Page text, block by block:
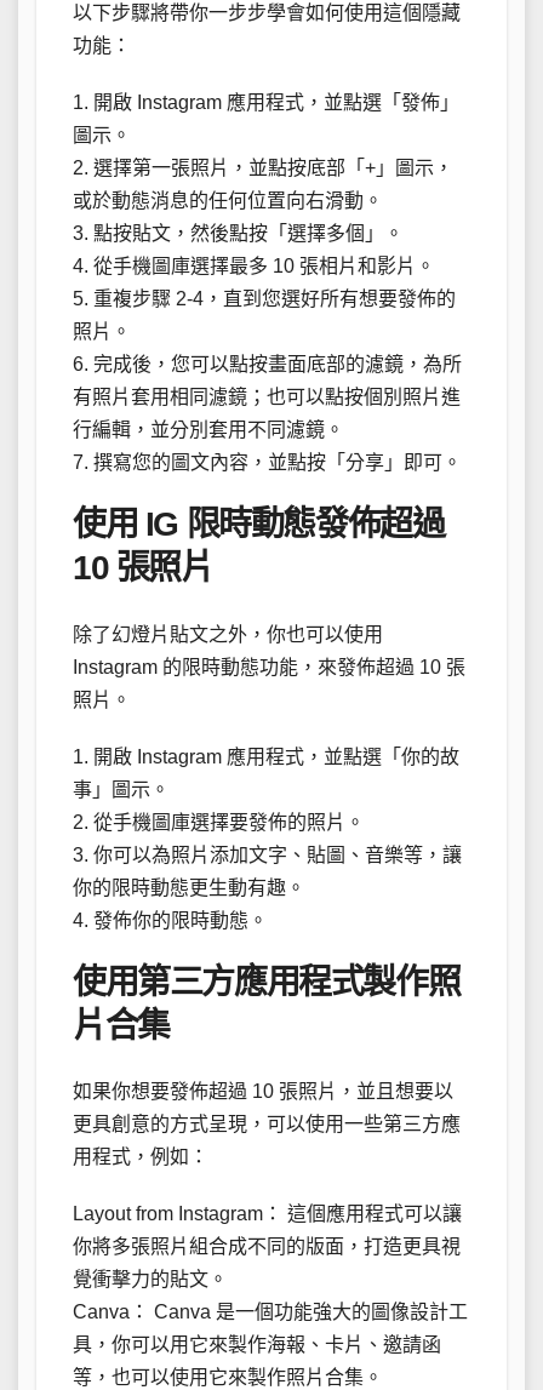
以下步驟將帶你一步步學會如何使用這個隱藏
功能：
1. 開啟 Instagram 應用程式，並點選「發佈」
圖示。
2. 選擇第一張照片，並點按底部「+」圖示，
或於動態消息的任何位置向右滑動。
3. 點按貼文，然後點按「選擇多個」。
4. 從手機圖庫選擇最多 10 張相片和影片。
5. 重複步驟 2-4，直到您選好所有想要發佈的
照片。
6. 完成後，您可以點按畫面底部的濾鏡，為所
有照片套用相同濾鏡；也可以點按個別照片進
行編輯，並分別套用不同濾鏡。
7. 撰寫您的圖文內容，並點按「分享」即可。
使用 IG 限時動態發佈超過
10 張照片
除了幻燈片貼文之外，你也可以使用
Instagram 的限時動態功能，來發佈超過 10 張
照片。
1. 開啟 Instagram 應用程式，並點選「你的故
事」圖示。
2. 從手機圖庫選擇要發佈的照片。
3. 你可以為照片添加文字、貼圖、音樂等，讓
你的限時動態更生動有趣。
4. 發佈你的限時動態。
使用第三方應用程式製作照
片合集
如果你想要發佈超過 10 張照片，並且想要以
更具創意的方式呈現，可以使用一些第三方應
用程式，例如：
Layout from Instagram： 這個應用程式可以讓
你將多張照片組合成不同的版面，打造更具視
覺衝擊力的貼文。
Canva： Canva 是一個功能強大的圖像設計工
具，你可以用它來製作海報、卡片、邀請函
等，也可以使用它來製作照片合集。